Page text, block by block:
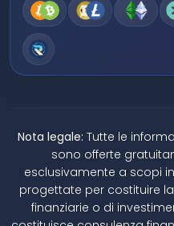
Nota legale: Tutte le
sono offerte
esclusivamente a scopi
progettate per costituire
finanziarie o di